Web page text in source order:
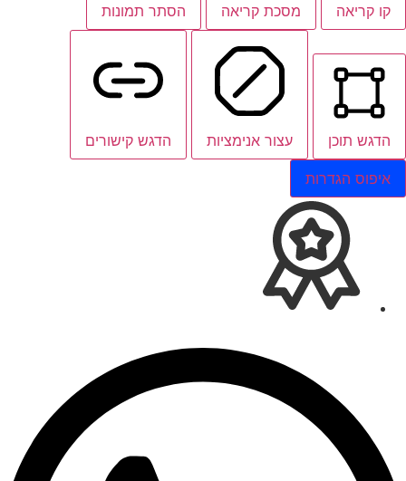
קו קריאה מסכת קריאה הסתר תמונות
הדגש תוכן עצור אנימציות הדגש קישורים
איפוס הגדרות